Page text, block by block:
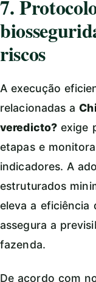
7.
riscos
A execução
relacionadas a
veredicto? exige
etapas e
indicadores. A
estruturados
eleva a eficiência
assegura a
fazenda.
De acordo com